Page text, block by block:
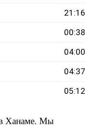
21:16
00:38
04:00
04:37
05:12
в Ханаме. Мы